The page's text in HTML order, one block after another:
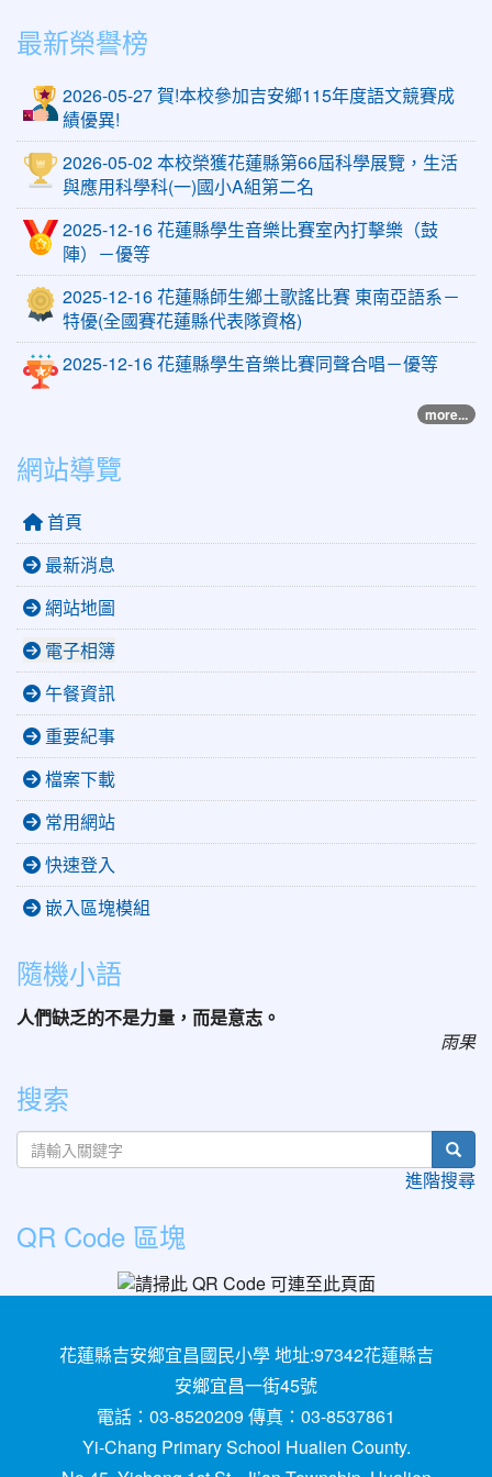
最新榮譽榜
2026-05-27 賀!本校參加吉安鄉115年度語文競賽成
績優異!
2026-05-02 本校榮獲花蓮縣第66屆科學展覽，生活
與應用科學科(一)國小A組第二名
2025-12-16 花蓮縣學生音樂比賽室內打擊樂（鼓
陣）－優等
2025-12-16 花蓮縣師生鄉土歌謠比賽 東南亞語系－
特優(全國賽花蓮縣代表隊資格)
2025-12-16 花蓮縣學生音樂比賽同聲合唱－優等
more...
網站導覽
首頁
最新消息
網站地圖
電子相簿
午餐資訊
重要紀事
檔案下載
常用網站
快速登入
嵌入區塊模組
隨機小語
人們缺乏的不是力量，而是意志。
雨果
搜索
進階搜尋
QR Code 區塊
花蓮縣吉安鄉宜昌國民小學 地址:97342花蓮縣吉
安鄉宜昌一街45號
電話：03-8520209 傳真：03-8537861
Yi-Chang Primary School Hualien County.